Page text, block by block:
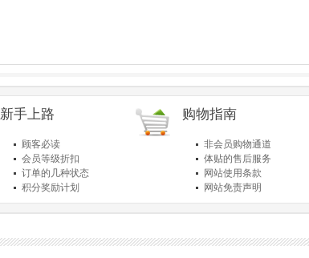
新手上路
顾客必读
会员等级折扣
订单的几种状态
积分奖励计划
商品退货保障
购物指南
非会员购物通道
体贴的售后服务
网站使用条款
网站免责声明
简单的购物流程